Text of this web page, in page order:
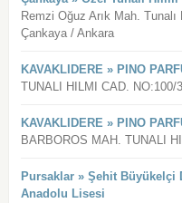
Remzi Oğuz Arık Mah.
Çankaya / Ankara
KAVAKLIDERE » PINO
TUNALI HILMI CAD. NO:100/3
KAVAKLIDERE » PINO
BARBOROS MAH. TUNALI
Pursaklar » Şehit Büyükelçi
Anadolu Lisesi